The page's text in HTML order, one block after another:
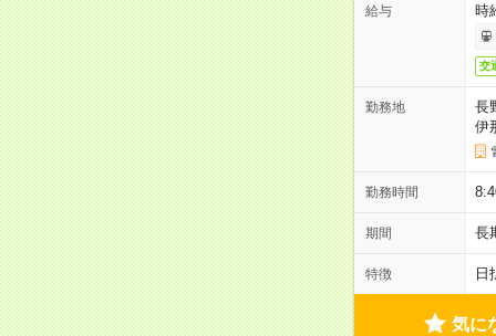
給与 時
交
勤務地
長
伊
勤務時間
期間 長
特徴 日
気に